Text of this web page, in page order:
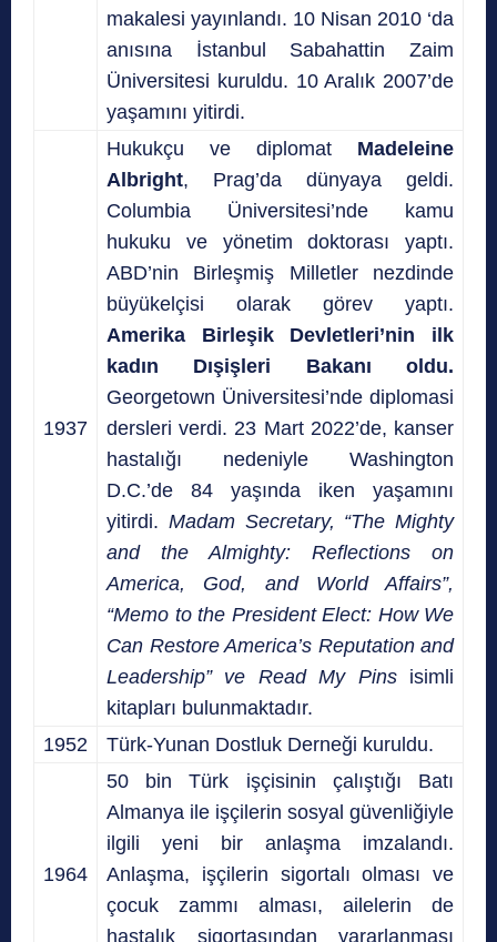
makalesi yayınlandı. 10 Nisan 2010 ‘da
anısına İstanbul Sabahattin Zaim
Üniversitesi kuruldu. 10 Aralık 2007’de
yaşamını yitirdi.
1937
Hukukçu ve diplomat Madeleine
Albright, Prag’da dünyaya geldi.
Columbia Üniversitesi’nde kamu
hukuku ve yönetim doktorası yaptı.
ABD’nin Birleşmiş Milletler nezdinde
büyükelçisi olarak görev yaptı.
Amerika Birleşik Devletleri’nin ilk
kadın Dışişleri Bakanı oldu.
Georgetown Üniversitesi’nde diplomasi
dersleri verdi. 23 Mart 2022’de, kanser
hastalığı nedeniyle Washington
D.C.’de 84 yaşında iken yaşamını
yitirdi. Madam Secretary, “The Mighty
and the Almighty: Reflections on
America, God, and World Affairs”,
“Memo to the President Elect: How We
Can Restore America’s Reputation and
Leadership” ve Read My Pins isimli
kitapları bulunmaktadır.
1952
Türk-Yunan Dostluk Derneği kuruldu.
1964
50 bin Türk işçisinin çalıştığı Batı
Almanya ile işçilerin sosyal güvenliğiyle
ilgili yeni bir anlaşma imzalandı.
Anlaşma, işçilerin sigortalı olması ve
çocuk zammı alması, ailelerin de
hastalık sigortasından yararlanması